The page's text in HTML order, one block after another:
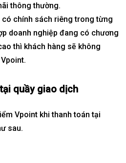
thông thường.
có chính sách riêng trong từng
doanh nghiệp đang có chương
thì khách hàng sẽ không
quầy giao dịch
Vpoint khi thanh toán tại
sau.